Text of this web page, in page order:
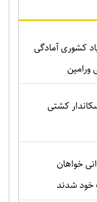
کشوری آمادگی
ورامین
کشتی
خواهان
خود شدند